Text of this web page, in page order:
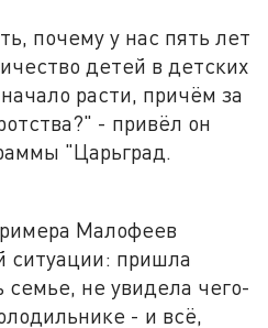
почему у нас пять лет
детей в детских
расти, причём за
- привёл он
"Царьград.
Малофеев
ситуации: пришла
семье, не увидела чего-
- и всё,